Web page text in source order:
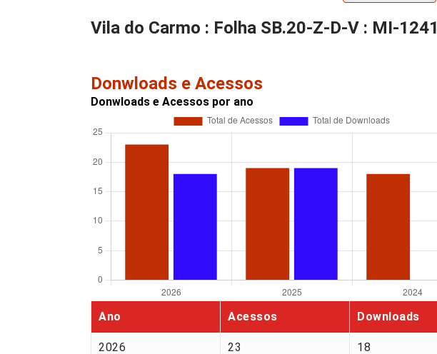
Vila do Carmo : Folha SB.20-Z-D-V : MI-1241
Donwloads e Acessos
Donwloads e Acessos por ano
Ano Acessos Downloads
2026 23 18